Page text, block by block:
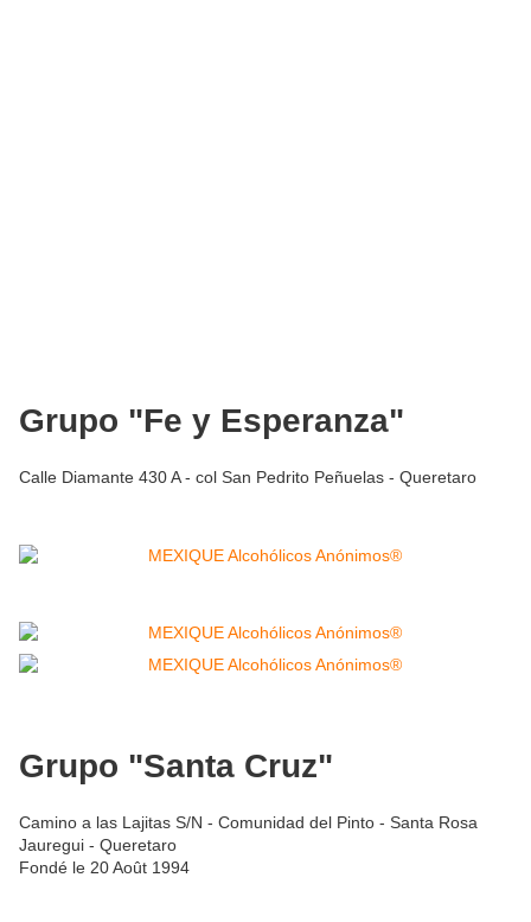
Grupo "Fe y Esperanza"
Calle Diamante 430 A - col San Pedrito Peñuelas - Queretaro
Grupo "Santa Cruz"
Camino a las Lajitas S/N - Comunidad del Pinto - Santa Rosa
Jauregui - Queretaro
Fondé le 20 Août 1994